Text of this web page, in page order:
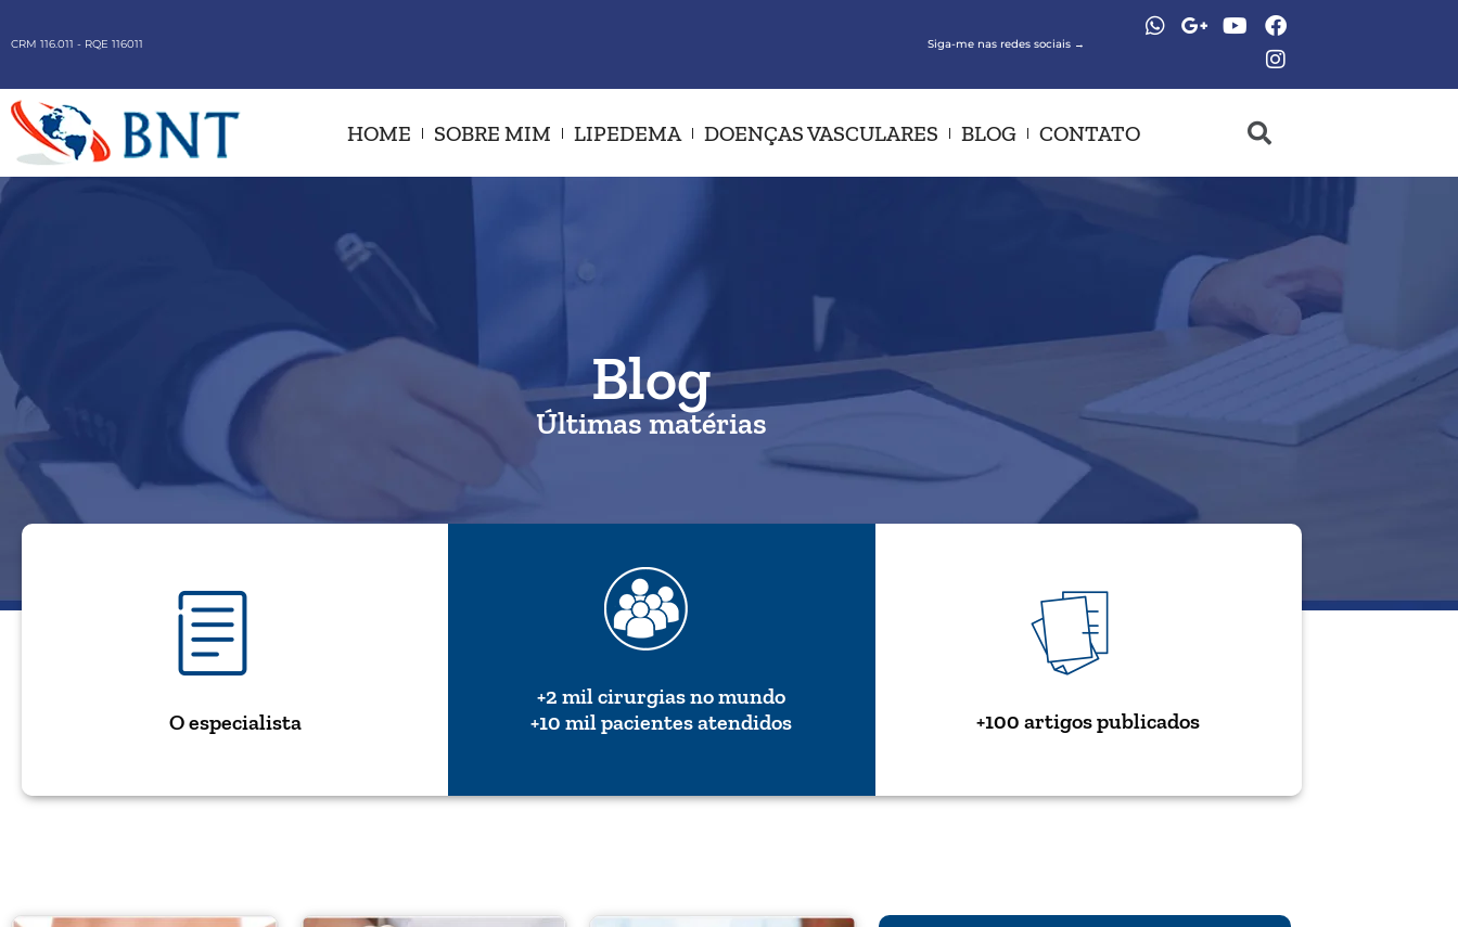
CRM 116.011 - RQE 116011 Siga-me nas redes sociais →
HOME SOBRE MIM LIPEDEMA DOENÇAS VASCULARES BLOG CONTATO
Blog
Últimas matérias
O especialista
+2 mil cirurgias no mundo
+10 mil pacientes atendidos
+100 artigos publicados